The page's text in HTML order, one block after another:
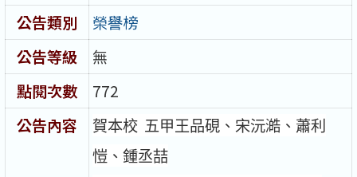
公告類別
榮譽榜
公告等級
無
點閱次數
772
公告內容
賀本校 五甲王品硯、宋沅澔、蕭利
愷、鍾丞喆